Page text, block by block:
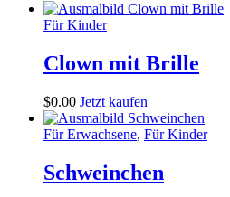
Für Kinder
Clown mit Brille
$0.00 Jetzt kaufen
Für Erwachsene, Für Kinder
Schweinchen